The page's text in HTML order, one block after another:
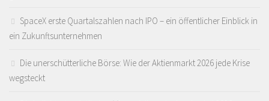
SpaceX erste Quartalszahlen nach IPO – ein öffentlicher Einblick in
ein Zukunftsunternehmen
Die unerschütterliche Börse: Wie der Aktienmarkt 2026 jede Krise
wegsteckt